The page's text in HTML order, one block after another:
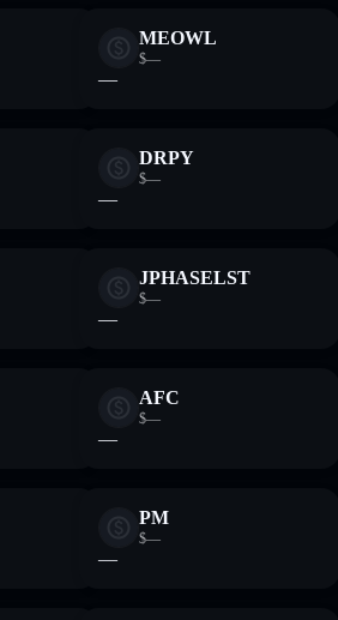
MEOWL
$—
—
DRPY
$—
—
JPHASELST
$—
—
AFC
$—
—
PM
$—
—